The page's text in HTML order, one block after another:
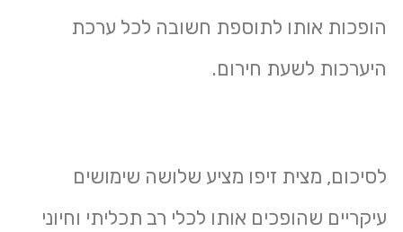
הופכות אותו לתוספת חשובה לכל ערכת
היערכות לשעת חירום.
לסיכום, מצית זיפו מציע שלושה שימושים
עיקריים שהופכים אותו לכלי רב תכליתי וחיוני